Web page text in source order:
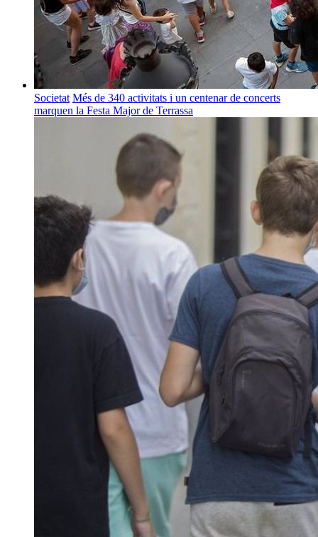
Societat Més de 340 activitats i un centenar de concerts
marquen la Festa Major de Terrassa